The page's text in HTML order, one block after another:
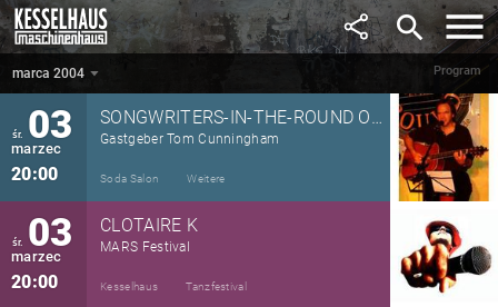
search
Program
21:00 Kesselhaus
marca 2004
śr. 03
marzec
20:00
SONGWRITERS-IN-THE-ROUND ON TOUR
Gastgeber Tom Cunningham
Soda Salon Weitere
śr. 03
marzec
20:00
CLOTAIRE K
MARS Festival
Kesselhaus Tanzfestival
marca 2004 ▼